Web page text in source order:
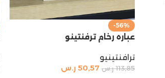
-56%
عباره رخام ترفنتينو
ترافنتينيو
113,85 ر.س 50,57 ر.س